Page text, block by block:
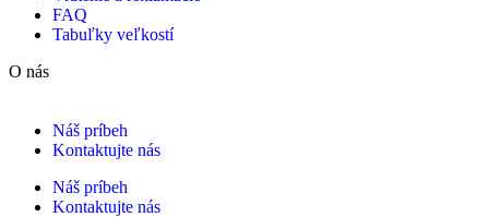
FAQ
Tabuľky veľkostí
O nás
Náš príbeh
Kontaktujte nás
Náš príbeh
Kontaktujte nás